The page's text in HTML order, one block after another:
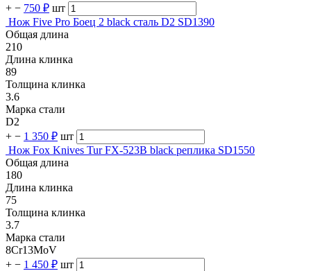
+ − 750 ₽ шт
Нож Five Pro Боец 2 black сталь D2 SD1390
Общая длина
210
Длина клинка
89
Толщина клинка
3.6
Марка стали
D2
+ − 1 350 ₽ шт
Нож Fox Knives Tur FX-523B black реплика SD1550
Общая длина
180
Длина клинка
75
Толщина клинка
3.7
Марка стали
8Cr13MoV
+ − 1 450 ₽ шт